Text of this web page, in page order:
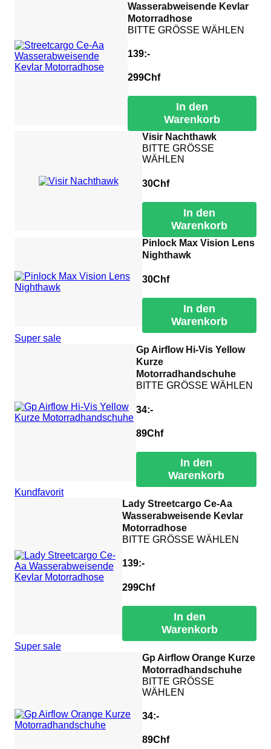
Wasserabweisende Kevlar
Motorradhose
BITTE GRÖSSE WÄHLEN
139:-
299Chf
In den
Warenkorb
Visir Nachthawk
BITTE GRÖSSE
WÄHLEN
30Chf
In den
Warenkorb
Pinlock Max Vision Lens
Nighthawk
30Chf
In den
Warenkorb
Super sale
Gp Airflow Hi-Vis Yellow
Kurze
Motorradhandschuhe
BITTE GRÖSSE WÄHLEN
34:-
89Chf
In den
Warenkorb
Kundfavorit
Lady Streetcargo Ce-Aa
Wasserabweisende Kevlar
Motorradhose
BITTE GRÖSSE WÄHLEN
139:-
299Chf
In den
Warenkorb
Super sale
Gp Airflow Orange Kurze
Motorradhandschuhe
BITTE GRÖSSE
WÄHLEN
34:-
89Chf